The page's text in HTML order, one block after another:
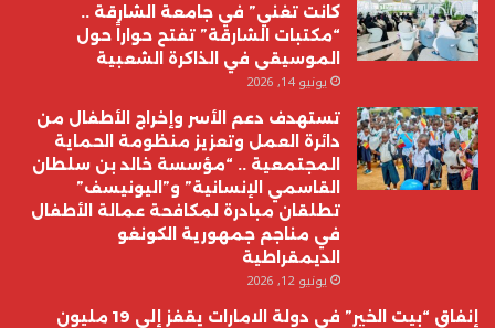
كانت تغني” في جامعة الشارقة ..
“مكتبات الشارقة” تفتح حواراً حول
الموسيقى في الذاكرة الشعبية
يونيو 14, 2026
تستهدف دعم الأسر وإخراج الأطفال من
دائرة العمل وتعزيز منظومة الحماية
المجتمعية .. “مؤسسة خالد بن سلطان
القاسمي الإنسانية” و”اليونيسف”
تطلقان مبادرة لمكافحة عمالة الأطفال
في مناجم جمهورية الكونغو
الديمقراطية
يونيو 12, 2026
إنفاق “بيت الخير” في دولة الامارات يقفز إلى 19 مليون